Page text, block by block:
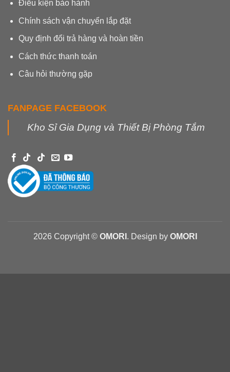
Điều kiện bảo hành
Chính sách vận chuyển lắp đặt
Quy định đổi trả hàng và hoàn tiền
Cách thức thanh toán
Câu hỏi thường gặp
FANPAGE FACEBOOK
Kho Sỉ Gia Dụng và Thiết Bị Phòng Tắm
2026 Copyright © OMORI . Design by OMORI